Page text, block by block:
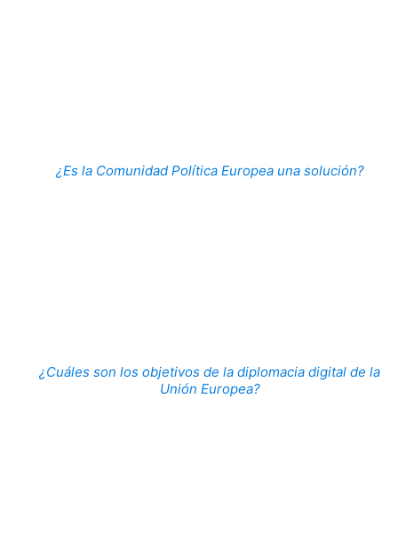
¿Es la Comunidad Política Europea una solución?
¿Cuáles son los objetivos de la diplomacia digital de la
Unión Europea?